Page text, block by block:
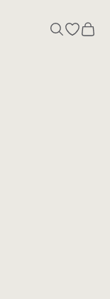
SearchOpen
Cart